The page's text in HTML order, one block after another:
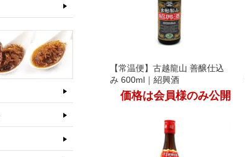
【常温便】古越龍山 善醸仕込
み 600ml｜紹興酒
価格は会員様のみ公開